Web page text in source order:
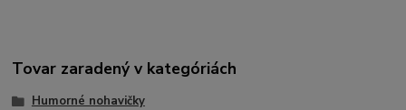
Tovar zaradený v kategóriách
Humorné nohavičky